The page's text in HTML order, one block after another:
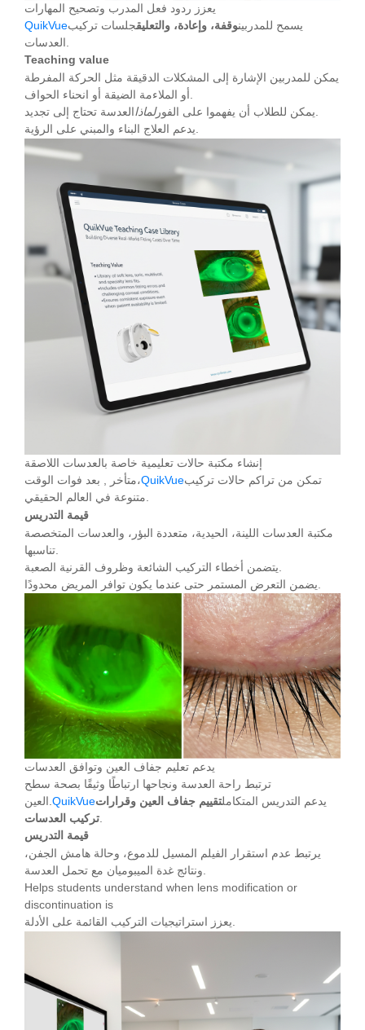
يعزز ردود فعل المدرب وتصحيح المهارات
QuikVue
يسمح للمدربينوقفة، وإعادة، والتعليقجلسات تركيب
Teaching value
يمكن للمدربين الإشارة إلى المشكلات الدقيقة مثل الحركة المفرطة
أو الملاءمة الضيقة أو انحناء الحواف.
يمكن للطلاب أن يفهموا على الفورلماذا
العدسة تحتاج إلى تجديد.
يدعم العلاج البناء والمبني على الرؤية.
إنشاء مكتبة حالات تعليمية خاصة بالعدسات اللاصقة
متأخر , بعد فوات الوقت،QuikVueتمكن من تراكم حالات تركيب
قيمة التدريس
مكتبة العدسات اللينة، الحيدية، متعددة البؤر، والعدسات المتخصصة
يدعم تعليم جفاف العين وتوافق العدسات
ترتبط راحة العدسة ونجاحها ارتباطًا وثيقًا بصحة سطح
QuikVue يدعم التدريس المتكاملتقييم جفاف العين وقرارات
تركيب العدسات
قيمة التدريس
يرتبط عدم استقرار الفيلم المسيل للدموع، وحالة هامش الجفن،
ونتائج غدة الميبوميان مع تحمل العدسة.
Helps students understand when lens modification or
discontinuation is
يعزز استراتيجيات التركيب القائمة على الأدلة.